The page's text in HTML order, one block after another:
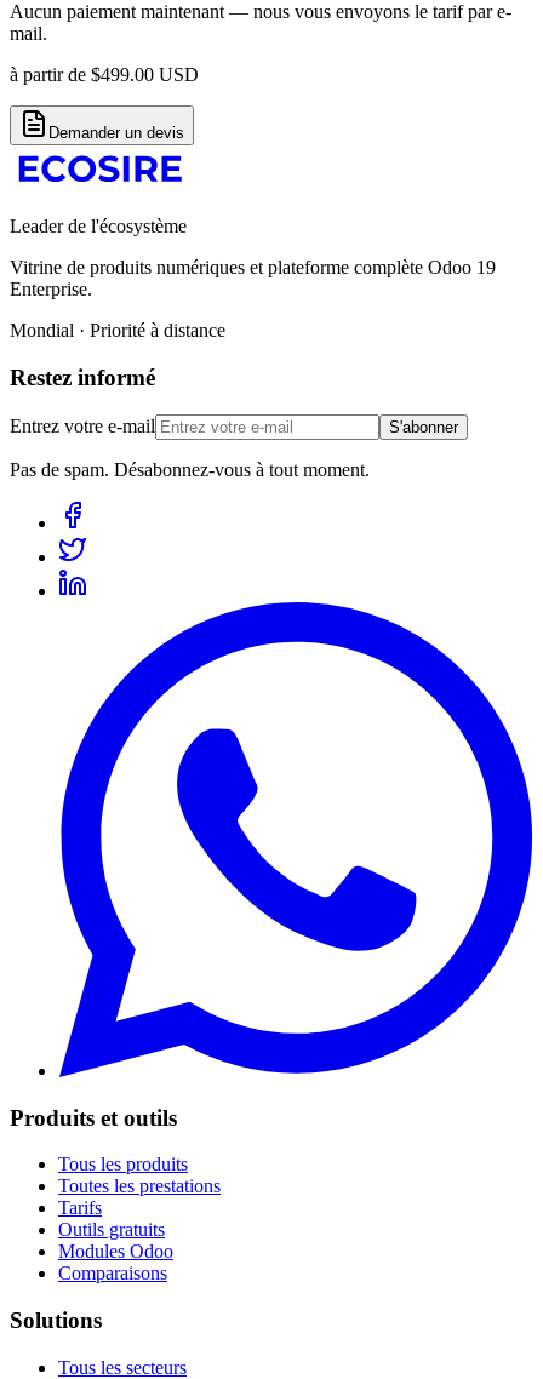
Aucun paiement maintenant — nous vous envoyons le tarif par e-
mail.
à partir de $499.00 USD
Demander un devis
Leader de l'écosystème
Vitrine de produits numériques et plateforme complète Odoo 19
Enterprise.
Mondial · Priorité à distance
Restez informé
Entrez votre e-mail S'abonner
Pas de spam. Désabonnez-vous à tout moment.
Produits et outils
Tous les produits
Toutes les prestations
Tarifs
Outils gratuits
Modules Odoo
Comparaisons
Solutions
Tous les secteurs